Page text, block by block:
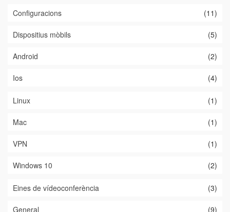
Configuracions (11)
Dispositius mòbils (5)
Android (2)
Ios (4)
Linux (1)
Mac (1)
VPN (1)
Windows 10 (2)
Eines de vídeoconferència (3)
General (9)